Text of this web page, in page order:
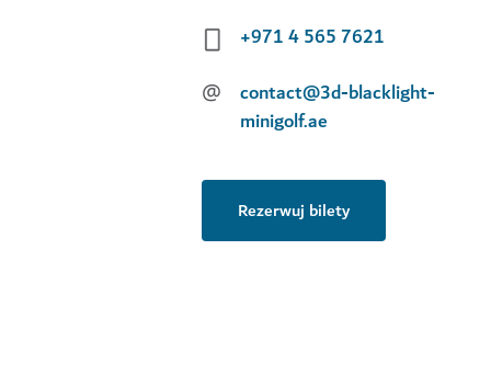
+971 4 565 7621
@
contact@3d-blacklight-
minigolf.ae
Rezerwuj bilety